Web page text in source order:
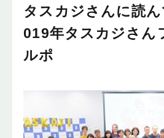
タスカジさんに読
019年タスカジさん
ルポ